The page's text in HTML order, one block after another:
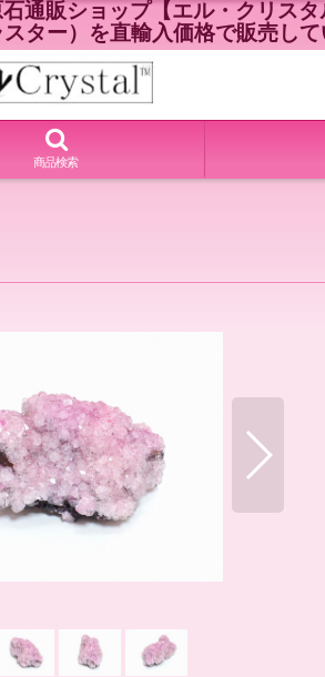
通販ショップ【エル・クリス
ター）を直輸入価格で販売して
商品検索